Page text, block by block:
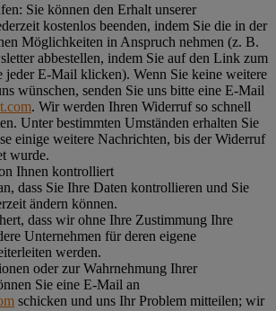
Sie können den Erhalt unserer
kostenlos beenden, indem Sie die in der
Möglichkeiten in Anspruch nehmen (z. B.
abbestellen, indem Sie auf den Link zum
jeder E-Mail klicken). Wenn Sie keine weitere
wünschen, senden Sie uns bitte eine E-Mail
. Wir werden Ihren Widerruf so schnell
Unter bestimmten Umständen erhalten Sie
einige weitere Nachrichten, bis der Widerruf
wurde.
Ihnen kontrolliert
dass Sie Ihre Daten kontrollieren und Sie
ändern können.
dass wir ohne Ihre Zustimmung Ihre
Unternehmen für deren eigene
werden.
oder zur Wahrnehmung Ihrer
Sie eine E-Mail an
schicken und uns Ihr Problem mitteilen; wir